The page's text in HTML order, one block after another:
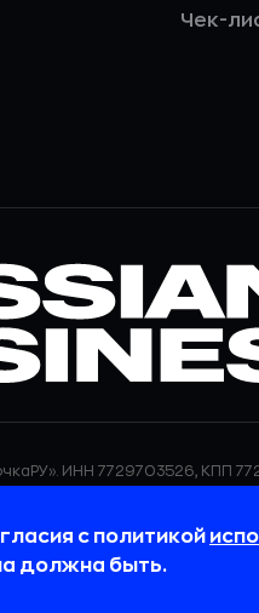
Чек-
ИНН 7729703526, КПП
данных отражены
данных.
с политикой
должна быть.